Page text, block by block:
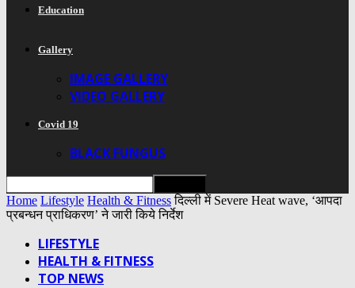
Education
Gallery
IMAGE GALLERY
VIDEO GALLERY
Covid 19
BLACK FUNGUS
Home Lifestyle Health & Fitness दिल्ली में Severe Heat wave, ‘आपदा
प्रबन्धन प्राधिकरण’ ने जारी किये निर्देश
LIFESTYLE
HEALTH & FITNESS
TOP NEWS